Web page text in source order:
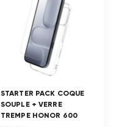
STARTER PACK COQUE
SOUPLE + VERRE
TREMPE HONOR 600